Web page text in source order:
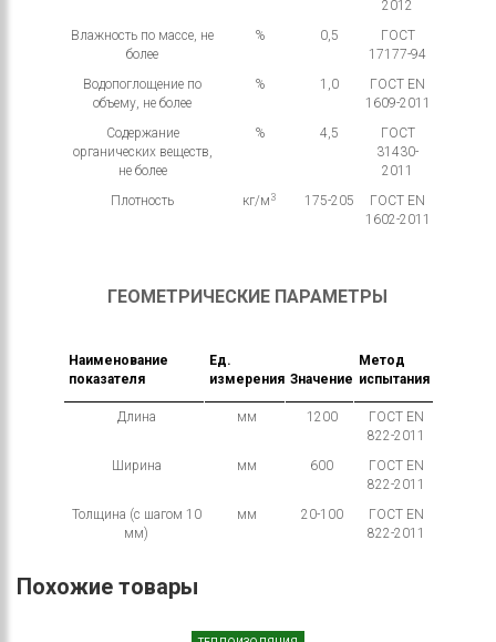
2012
Влажность по массе, не
более
% 0,5
ГОСТ
17177-94
Водопоглощение по
объему, не более
% 1,0
ГОСТ EN
1609-2011
Содержание
органических веществ,
не более
% 4,5
ГОСТ
31430-
2011
Плотность
кг/м 3 175-205
ГОСТ EN
1602-2011
ГЕОМЕТРИЧЕСКИЕ ПАРАМЕТРЫ
Наименование
показателя
Ед.
измерения Значение
Метод
испытания
Длина мм 1200
ГОСТ EN
822-2011
Ширина
мм 600
ГОСТ EN
822-2011
Толщина (с шагом 10
мм)
мм 20-100
ГОСТ EN
822-2011
Похожие товары